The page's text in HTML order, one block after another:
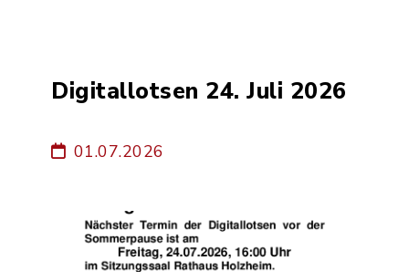
Digitallotsen 24. Juli 2026
01.07.2026